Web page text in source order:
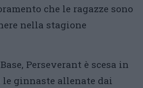
che le ragazze sono
nella stagione
Perseverant è scesa in
le ginnaste allenate dai